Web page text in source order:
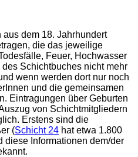
aus dem 18. Jahrhundert
die das jeweilige
Feuer, Hochwasser
Schichtbuches nicht mehr
wenn werden dort nur noch
und die gemeinsamen
Eintragungen über Geburten
von Schichtmitgliedern
Erstens sind die
(Schicht 24 hat etwa 1.800
diese Informationen dem/der